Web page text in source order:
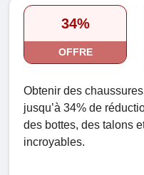
34%
OFFRE
Obtenir des
jusqu’à 34% de
des bottes, des talons
incroyables.